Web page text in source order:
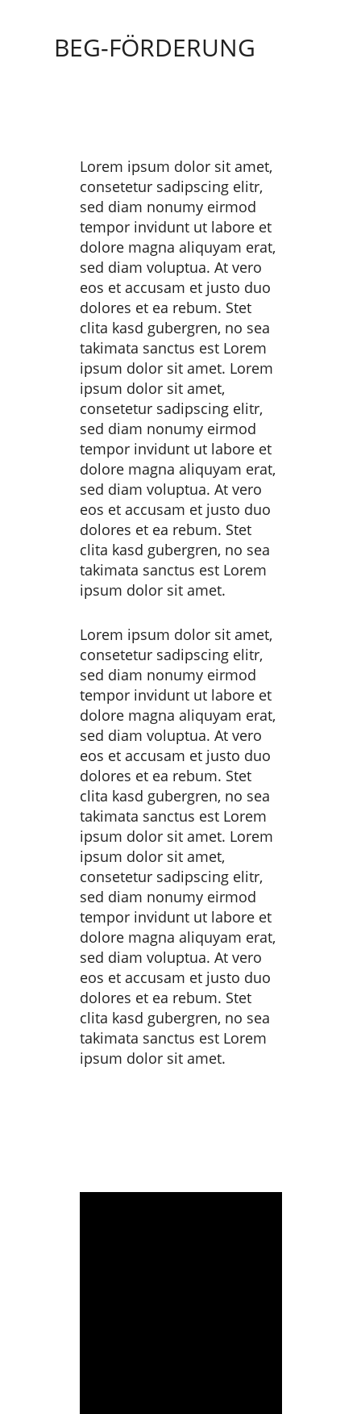
BEG-FÖRDERUNG
Lorem ipsum dolor sit amet,
consetetur sadipscing elitr,
sed diam nonumy eirmod
tempor invidunt ut labore et
dolore magna aliquyam erat,
sed diam voluptua. At vero
eos et accusam et justo duo
dolores et ea rebum. Stet
clita kasd gubergren, no sea
takimata sanctus est Lorem
ipsum dolor sit amet. Lorem
ipsum dolor sit amet,
consetetur sadipscing elitr,
sed diam nonumy eirmod
tempor invidunt ut labore et
dolore magna aliquyam erat,
sed diam voluptua. At vero
eos et accusam et justo duo
dolores et ea rebum. Stet
clita kasd gubergren, no sea
takimata sanctus est Lorem
ipsum dolor sit amet.
Lorem ipsum dolor sit amet,
consetetur sadipscing elitr,
sed diam nonumy eirmod
tempor invidunt ut labore et
dolore magna aliquyam erat,
sed diam voluptua. At vero
eos et accusam et justo duo
dolores et ea rebum. Stet
clita kasd gubergren, no sea
takimata sanctus est Lorem
ipsum dolor sit amet. Lorem
ipsum dolor sit amet,
consetetur sadipscing elitr,
sed diam nonumy eirmod
tempor invidunt ut labore et
dolore magna aliquyam erat,
sed diam voluptua. At vero
eos et accusam et justo duo
dolores et ea rebum. Stet
clita kasd gubergren, no sea
takimata sanctus est Lorem
ipsum dolor sit amet.